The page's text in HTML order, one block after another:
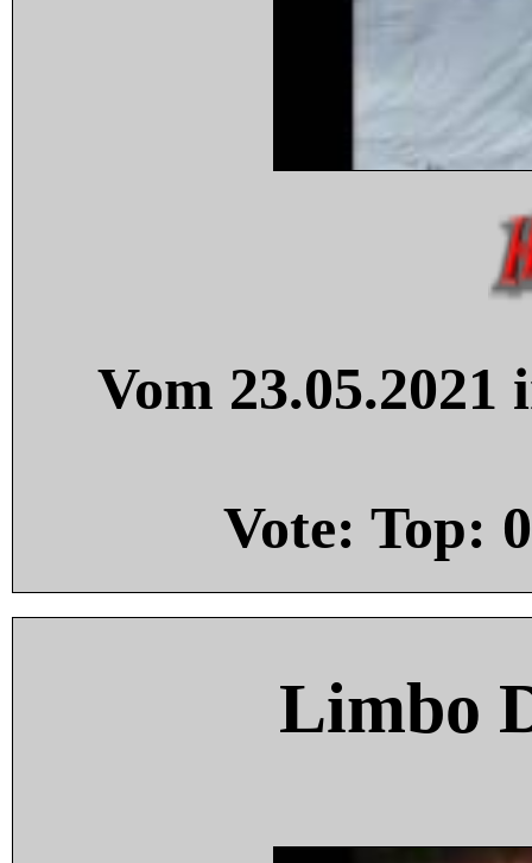
Vom
Vote: Top: 0
Limbo